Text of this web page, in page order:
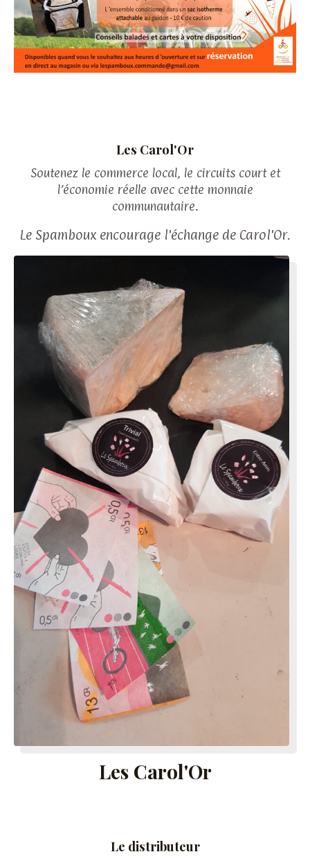
Les Carol'Or
Soutenez le commerce local, le circuits court et
l’économie réelle avec cette monnaie
communautaire.
Le Spamboux encourage l'échange de Carol'Or.
Les Carol'Or
Le distributeur